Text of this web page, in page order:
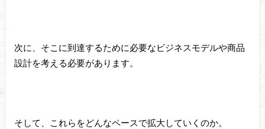
次に、そこに到達するために必要なビジネスモデルや商品
設計を考える必要があります。
そして、これらをどんなペースで拡大していくのか。